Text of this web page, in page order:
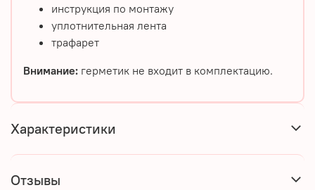
инструкция по монтажу
уплотнительная лента
трафарет
Внимание: герметик не входит в комплектацию.
Характеристики
Отзывы